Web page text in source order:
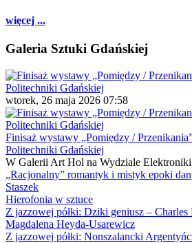
więcej ...
Galeria Sztuki Gdańskiej
wtorek, 26 maja 2026 07:58
Finisaż wystawy „Pomiędzy /
Politechniki Gdańskiej
W Galerii Art Hol na Wydziale
„Racjonalny” romantyk i mistyk epoki
Staszek
Hierofonia w sztuce
Z jazzowej półki: Dziki geniusz – Charles
Magdalena Heyda-Usarewicz
Z jazzowej półki: Nonszalancki